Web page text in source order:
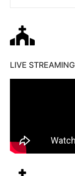
LIVE STREAMING